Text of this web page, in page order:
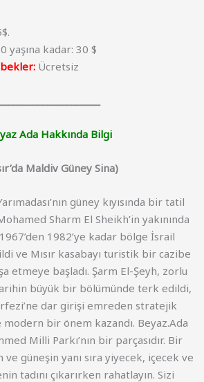
yaşına kadar: 30 $
Ücretsiz
Ada Hakkında Bilgi
Maldiv Güney Sina)
güney kıyısında bir tatil
Sharm El Sheikh’in yakınında
1982’ye kadar bölge İsrail
ve Mısır kasabayı turistik bir cazibe
etmeye başladı. Şarm El-Şeyh, zorlu
büyük bir bölümünde terk edildi,
dar girişi emreden stratejik
bir önem kazandı. Beyaz.Ada
Milli Parkı’nın bir parçasıdır. Bir
ve güneşin yanı sıra yiyecek, içecek ve
tadını çıkarırken rahatlayın. Sizi